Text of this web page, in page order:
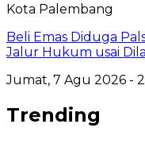
Kota Palembang
Beli Emas Diduga
Jalur Hukum usai
Jumat, 7 Agu 2026 -
Trending